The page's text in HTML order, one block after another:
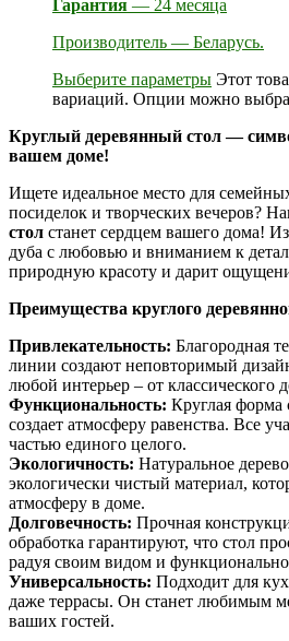
Гарантия — 24 месяца
Производитель — Беларусь.
Выберите параметры Этот
вариаций. Опции можно
Круглый деревянный стол —
вашем доме!
Ищете идеальное место для
посиделок и творческих вечеров?
стол станет сердцем вашего дома!
дуба с любовью и вниманием к
природную красоту и дарит
Преимущества круглого
Привлекательность: Благородная
линии создают неповторимый
любой интерьер – от классического
Функциональность: Круглая форма
создает атмосферу равенства. Все
частью единого целого.
Экологичность: Натуральное
экологически чистый материал,
атмосферу в доме.
Долговечность: Прочная
обработка гарантируют, что стол
радуя своим видом и
Универсальность: Подходит для
даже террасы. Он станет любимым
ваших гостей.